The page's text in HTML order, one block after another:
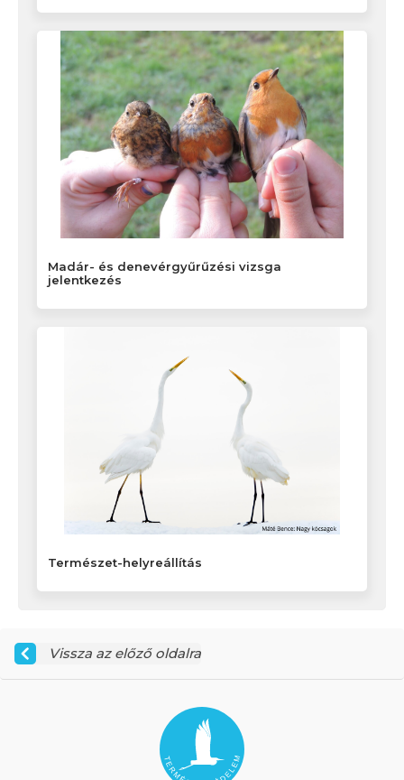
Madár- és denevérgyűrűzési vizsga
jelentkezés
Természet-helyreállítás
Vissza az előző oldalra